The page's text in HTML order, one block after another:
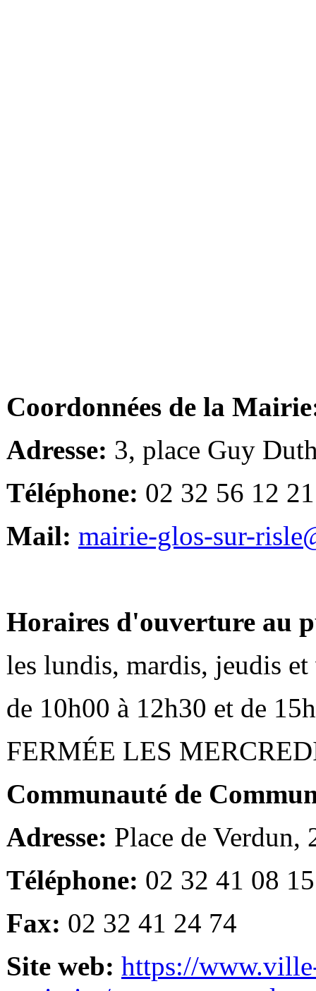
Coordonnées de la
Adresse: 3, place Guy
Téléphone: 02 32 56 12 21
Mail: mairie-glos-sur-
Horaires d'ouverture au
les lundis, mardis, jeudis et
de 10h00 à 12h30 et de
FERMÉE LES
Communauté de
Adresse: Place de Verdun,
Téléphone: 02 32 41 08 15
Fax: 02 32 41 24 74
Site web: https://